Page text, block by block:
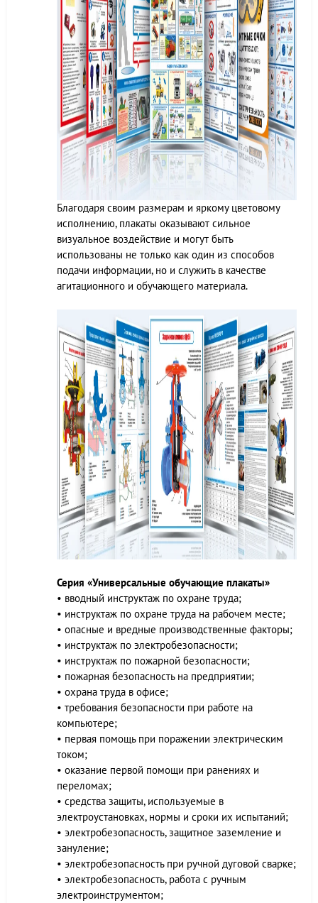
Благодаря своим размерам и яркому цветовому
исполнению, плакаты оказывают сильное
визуальное воздействие и могут быть
использованы не только как один из способов
подачи информации, но и служить в качестве
агитационного и обучающего материала.
Серия «Универсальные обучающие плакаты»
• вводный инструктаж по охране труда;
• инструктаж по охране труда на рабочем месте;
• опасные и вредные производственные факторы;
• инструктаж по электробезопасности;
• инструктаж по пожарной безопасности;
• пожарная безопасность на предприятии;
• охрана труда в офисе;
• требования безопасности при работе на
компьютере;
• первая помощь при поражении электрическим
током;
• оказание первой помощи при ранениях и
переломах;
• средства защиты, используемые в
электроустановках, нормы и сроки их испытаний;
• электробезопасность, защитное заземление и
зануление;
• электробезопасность при ручной дуговой сварке;
• электробезопасность, работа с ручным
электроинструментом;